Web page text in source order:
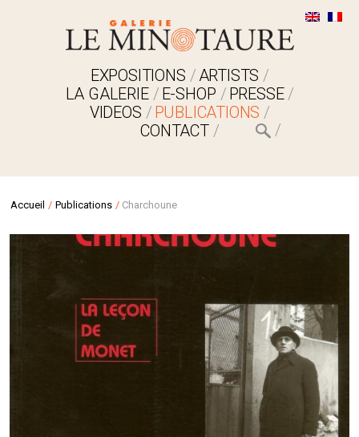
EXPOSITIONS
ARTISTS
LA GALERIE
E-SHOP
PRESSE
VIDEOS
PUBLICATIONS
CONTACT
Accueil / Publications / Charchoune